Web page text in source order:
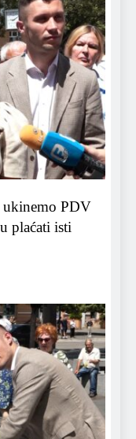
ukinemo PDV
plaćati isti